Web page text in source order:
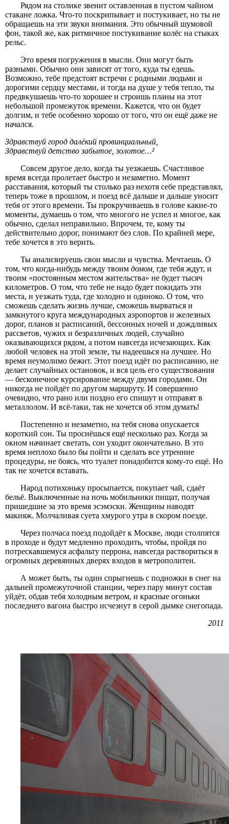
Рядом на столике звенит оставленная в пустом чайном
стакане ложка. Что-то поскрипывает и постукивает, но ты не
обращаешь на эти звуки внимания. Это обычный шумовой
фон, такой же, как ритмичное постукивание колёс на стыках
рельс.
Это время погружения в мысли. Они могут быть
разными. Обычно они зависят от того, куда ты едешь.
Возможно, тебе предстоят встречи с родными людьми и
дорогими сердцу местами, и тогда на душе у тебя тепло, ты
предвкушаешь что-то хорошее и строишь планы на этот
небольшой промежуток времени. Кажется, что он будет
долгим, и тебе особенно хорошо от того, что он ещё даже не
начался.
Здравствуй город далёкий провинциальный,
Здравствуй детство забытое, золотое…²
Совсем другое дело, когда ты уезжаешь. Счастливое
время всегда пролетает быстро и незаметно. Момент
расставания, который ты столько раз нехотя себе представлял,
теперь тоже в прошлом, и поезд всё дальше и дальше уносит
тебя от этого времени. Ты прокручиваешь в голове какие-то
моменты, думаешь о том, что многого не успел и многое, как
обычно, сделал неправильно. Впрочем, те, кому ты
действительно дорог, понимают без слов. По крайней мере,
тебе хочется в это верить.
Ты анализируешь свои мысли и чувства. Мечтаешь. О
том, что когда-нибудь между твоим домом, где тебя ждут, и
твоим «постоянным местом жительства» не будет тысяч
километров. О том, что тебе не надо будет покидать эти
места, и уезжать туда, где холодно и одиноко. О том, что
сможешь сделать жизнь лучше, сможешь вырваться и
замкнутого круга международных аэропортов и железных
дорог, планов и расписаний, бессонных ночей и дождливых
рассветов, чужих и безразличных людей, случайно
оказывающихся рядом, а потом навсегда исчезающих. Как
любой человек на этой земле, ты надеешься на лучшее. Но
время неумолимо бежит. Этот поезд идёт по расписанию, не
делает случайных остановок, и вся цель его существования
— бесконечное курсирование между двумя городами. Он
никогда не пойдёт по другом маршруту. И совершенно
очевидно, что рано или поздно его спишут и отправят в
металлолом. И всё-таки, так не хочется об этом думать!
Постепенно и незаметно, на тебя снова опускается
короткий сон. Ты проснёшься ещё несколько раз. Когда за
окном начинает светать, сон уходит окончательно. В это
время неплохо было бы пойти и сделать все утренние
процедуры, не боясь, что туалет понадобится кому-то ещё. Но
так не хочется вставать.
Народ потихоньку просыпается, покупает чай, сдаёт
бельё. Выключенные на ночь мобильники пищат, получая
пришедшие за это время эсэмэски. Женщины наводят
макияж. Молчаливая суета хмурого утра в скором поезде.
Через полчаса поезд подойдёт к Москве, люди столпятся
в проходе и будут медленно проходить, чтобы, пройдя по
потрескавшемуся асфальту перрона, навсегда раствориться в
огромных деревянных дверях входов в метрополитен.
А может быть, ты один спрыгнешь с подножки в снег на
дальней промежуточной станции, через пару минут состав
уйдёт, обдав тебя холодным ветром, и красные огоньки
последнего вагона быстро исчезнут в серой дымке снегопада.
2011